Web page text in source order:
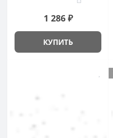
1 286 ₽
КУПИТЬ